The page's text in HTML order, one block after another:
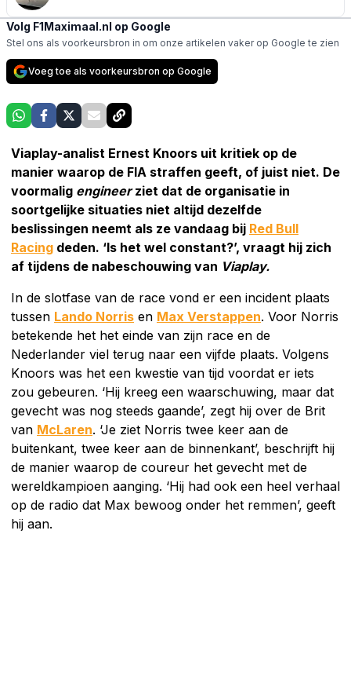
Volg F1Maximaal.nl op Google
Stel ons als voorkeursbron in om onze artikelen vaker op Google te zien
Voeg toe als voorkeursbron op Google
Viaplay-analist Ernest Knoors uit kritiek op de
manier waarop de FIA straffen geeft, of juist niet. De
voormalig engineerziet dat de organisatie in
soortgelijke situaties niet altijd dezelfde
beslissingen neemt als ze vandaag bij Red Bull
Racing deden. ‘Is het wel constant?’, vraagt hij zich
af tijdens de nabeschouwing van Viaplay.
In de slotfase van de race vond er een incident plaats
tussen Lando Norris en Max Verstappen. Voor Norris
betekende het het einde van zijn race en de
Nederlander viel terug naar een vijfde plaats. Volgens
Knoors was het een kwestie van tijd voordat er iets
zou gebeuren. ‘Hij kreeg een waarschuwing, maar dat
gevecht was nog steeds gaande’, zegt hij over de Brit
van McLaren. ‘Je ziet Norris twee keer aan de
buitenkant, twee keer aan de binnenkant’, beschrijft hij
de manier waarop de coureur het gevecht met de
wereldkampioen aanging. ‘Hij had ook een heel verhaal
op de radio dat Max bewoog onder het remmen’, geeft
hij aan.